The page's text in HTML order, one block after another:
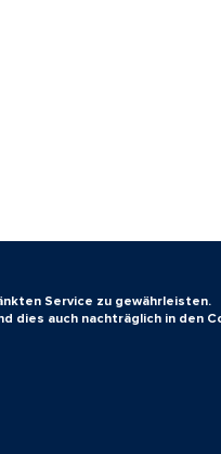
Service zu gewährleisten.
dies auch nachträglich in den